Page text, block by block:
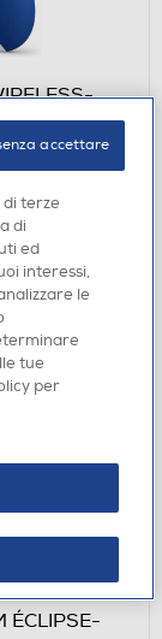
ÉCLIPSE-
di terze
di
ed
interessi,
le
tue
per
accettare